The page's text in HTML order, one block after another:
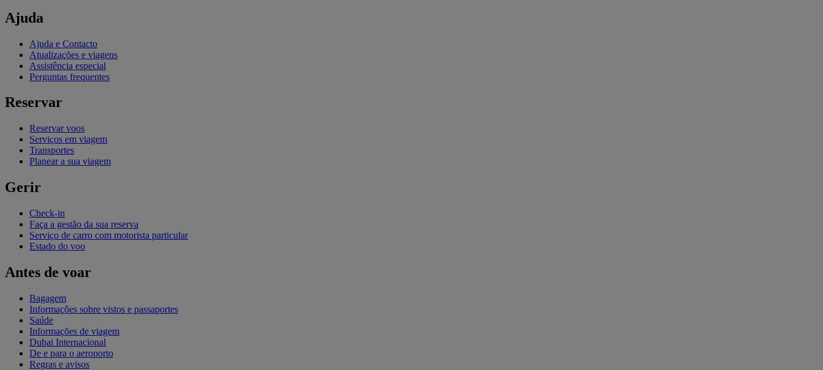
Ajuda
Ajuda e Contacto
Atualizações e viagens
Assistência especial
Perguntas frequentes
Reservar
Reservar voos
Serviços em viagem
Transportes
Planear a sua viagem
Gerir
Check-in
Faça a gestão da sua reserva
Serviço de carro com motorista particular
Estado do voo
Antes de voar
Bagagem
Informações sobre vistos e passaportes
Saúde
Informações de viagem
Dubai Internacional
De e para o aeroporto
Regras e avisos